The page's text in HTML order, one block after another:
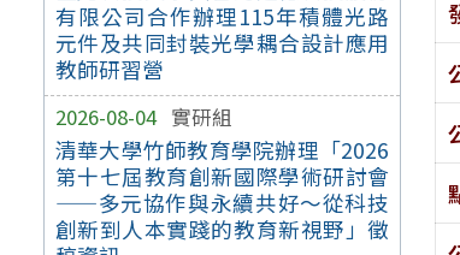
有限公司合作辦理115年積體光路
元件及共同封裝光學耦合設計應用
教師研習營
2026-08-04 實研組
清華大學竹師教育學院辦理「2026
第十七屆教育創新國際學術研討會
——多元協作與永續共好～從科技
創新到人本實踐的教育新視野」徵